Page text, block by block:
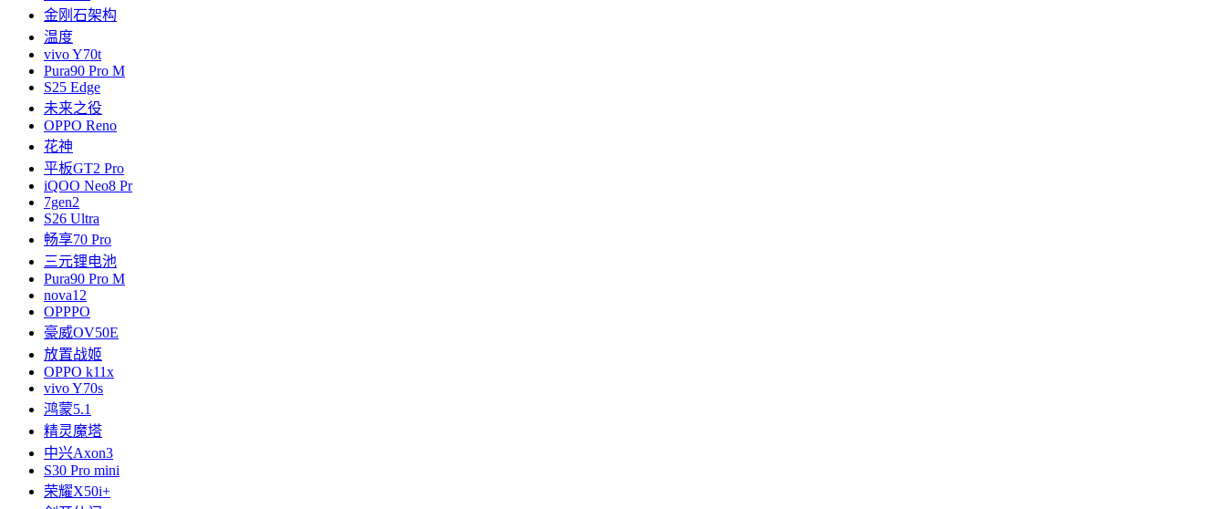
金刚石架构
温度
vivo Y70t
Pura90 Pro M
S25 Edge
未来之役
OPPO Reno
花神
平板GT2 Pro
iQOO Neo8 Pr
7gen2
S26 Ultra
畅享70 Pro
三元锂电池
Pura90 Pro M
nova12
OPPPO
豪威OV50E
放置战姬
OPPO k11x
vivo Y70s
鸿蒙5.1
精灵魔塔
中兴Axon3
S30 Pro mini
荣耀X50i+